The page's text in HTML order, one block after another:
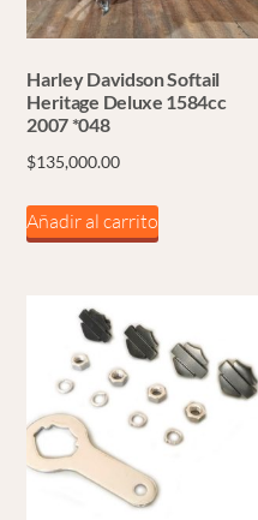
Harley Davidson Softail
Heritage Deluxe 1584cc
2007 *048
$135,000.00
Añadir al carrito